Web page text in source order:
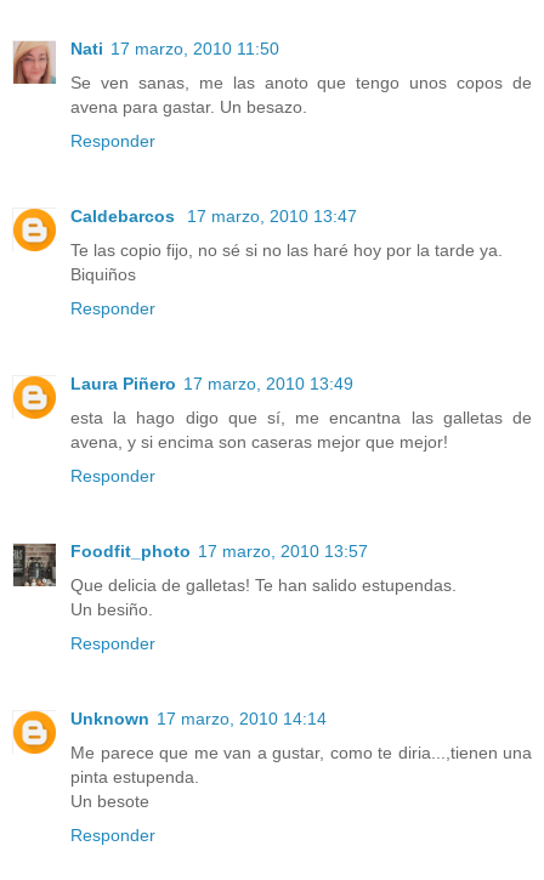
Nati 17 marzo, 2010 11:50
Se ven sanas, me las anoto que tengo unos copos de
avena para gastar. Un besazo.
Responder
Caldebarcos
17 marzo, 2010 13:47
Te las copio fijo, no sé si no las haré hoy por la tarde ya.
Biquiños
Responder
Laura Piñero 17 marzo, 2010 13:49
esta la hago digo que sí, me encantna las galletas de
avena, y si encima son caseras mejor que mejor!
Responder
Foodfit_photo 17 marzo, 2010 13:57
Que delicia de galletas! Te han salido estupendas.
Un besiño.
Responder
Unknown 17 marzo, 2010 14:14
Me parece que me van a gustar, como te diria...,tienen una
pinta estupenda.
Un besote
Responder